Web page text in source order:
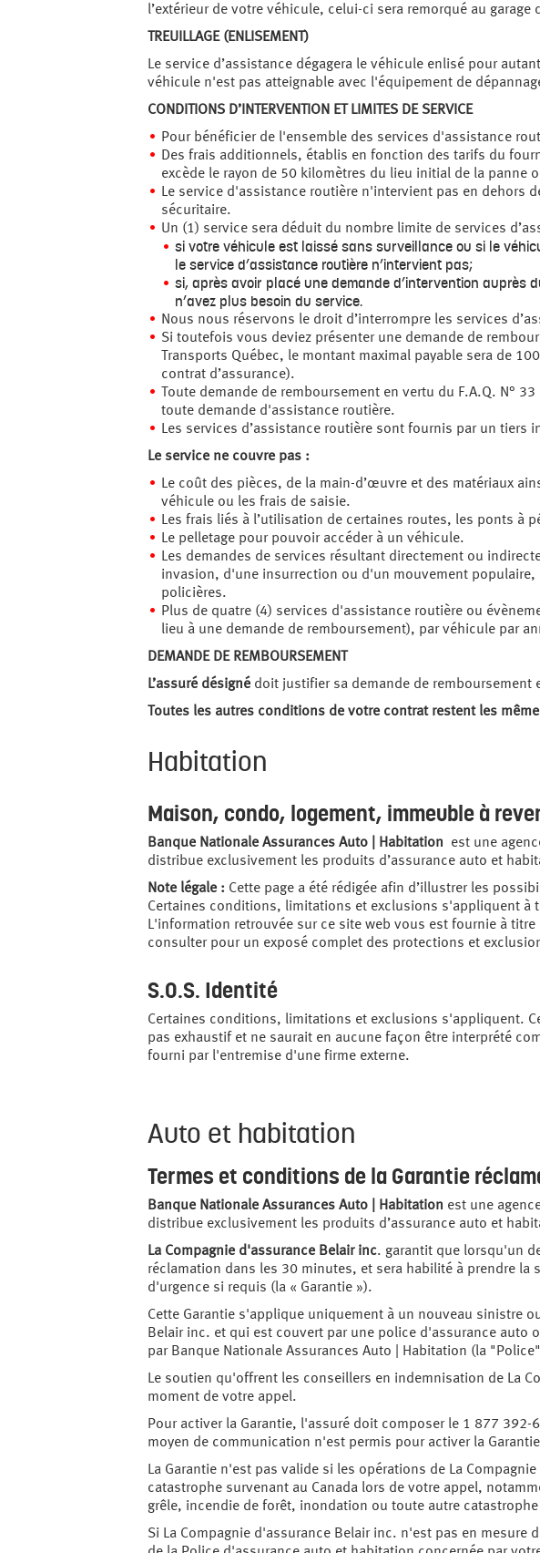
l’extérieur de votre véhicule, celui-ci sera remorqué au
TREUILLAGE (ENLISEMENT)
Le service d’assistance dégagera le véhicule enlisé pour
véhicule n'est pas atteignable avec l'équipement de
CONDITIONS D’INTERVENTION ET LIMITES DE SERVICE
Pour bénéficier de l'ensemble des services d'assistance
Des frais additionnels, établis en fonction des tarifs du
excède le rayon de 50 kilomètres du lieu initial de la panne
Le service d'assistance routière n'intervient pas en dehors
sécuritaire.
Un (1) service sera déduit du nombre limite de services
si votre véhicule est laissé sans surveillance ou si le
le service d’assistance routière n’intervient pas;
si, après avoir placé une demande d’intervention auprès
n’avez plus besoin du service.
Nous nous réservons le droit d’interrompre les services
Si toutefois vous deviez présenter une demande de
Transports Québec, le montant maximal payable sera de
contrat d’assurance).
Toute demande de remboursement en vertu du F.A.Q. N°
toute demande d'assistance routière.
Les services d’assistance routière sont fournis par un tiers
Le service ne couvre pas :
Le coût des pièces, de la main-d’œuvre et des matériaux
véhicule ou les frais de saisie.
Les frais liés à l’utilisation de certaines routes, les ponts à
Le pelletage pour pouvoir accéder à un véhicule.
Les demandes de services résultant directement ou
invasion, d'une insurrection ou d'un mouvement
policières.
Plus de quatre (4) services d'assistance routière ou
lieu à une demande de remboursement), par véhicule par
DEMANDE DE REMBOURSEMENT
L’assuré désigné doit justifier sa demande de remboursement
Toutes les autres conditions de votre contrat restent les
Habitation
Maison, condo, logement, immeuble à
Banque Nationale Assurances Auto | Habitation
est une
distribue exclusivement les produits d’assurance auto et
Note légale : Cette page a été rédigée afin d’illustrer les
Certaines conditions, limitations et exclusions s'appliquent à
L'information retrouvée sur ce site web vous est fournie à
consulter pour un exposé complet des protections et
S.O.S. Identité
Certaines conditions, limitations et exclusions s'appliquent.
pas exhaustif et ne saurait en aucune façon être interprété
fourni par l'entremise d'une firme externe.
Auto et habitation
Termes et conditions de la Garantie
Banque Nationale Assurances Auto | Habitation est une
distribue exclusivement les produits d’assurance auto et
La Compagnie d'assurance Belair inc. garantit que lorsqu'un
réclamation dans les 30 minutes, et sera habilité à prendre
d'urgence si requis (la « Garantie »).
Cette Garantie s'applique uniquement à un nouveau sinistre
Belair inc. et qui est couvert par une police d'assurance auto
par Banque Nationale Assurances Auto | Habitation (la
Le soutien qu'offrent les conseillers en indemnisation de La
moment de votre appel.
Pour activer la Garantie, l'assuré doit composer le 1 877
moyen de communication n'est permis pour activer la
La Garantie n'est pas valide si les opérations de La
catastrophe survenant au Canada lors de votre appel,
grêle, incendie de forêt, inondation ou toute autre
Si La Compagnie d'assurance Belair inc. n'est pas en